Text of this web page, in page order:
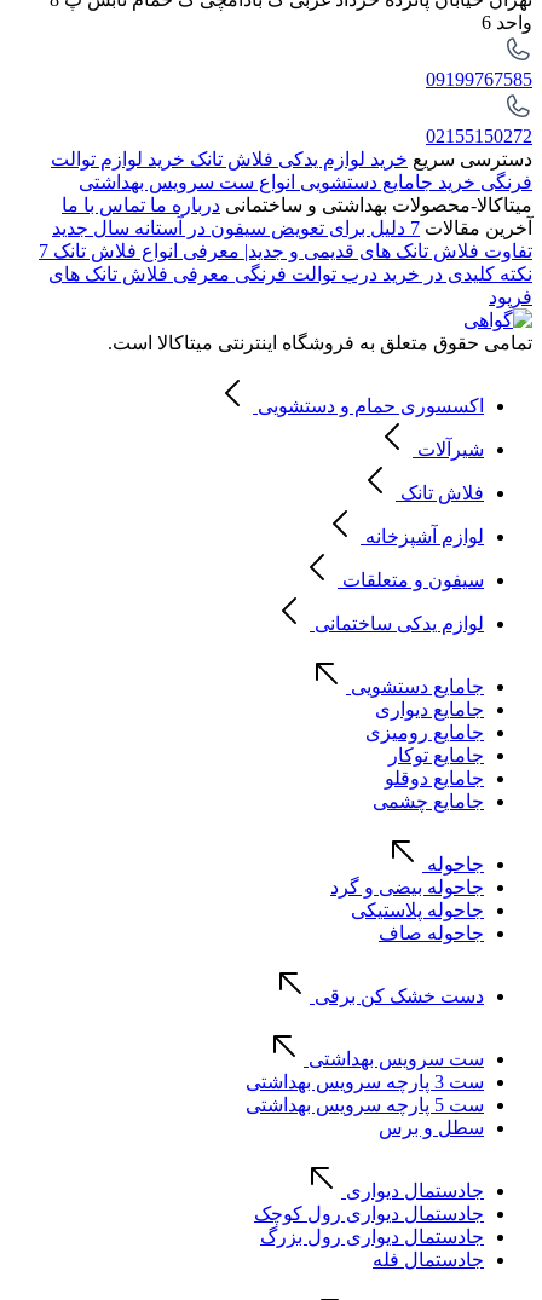
واحد 6
09199767585
02155150272
دسترسی سریع خرید لوازم یدکی فلاش تانک خرید لوازم توالت
فرنگی خرید جامایع دستشویی انواع ست سرویس بهداشتی
میتاکالا-محصولات بهداشتی و ساختمانی درباره ما تماس با ما
آخرین مقالات 7 دلیل برای تعویض سیفون در آستانه سال جدید
تفاوت فلاش تانک های قدیمی و جدید| معرفی انواع فلاش تانک 7
نکته کلیدی در خرید درب توالت فرنگی معرفی فلاش تانک های
فرپود
تمامی حقوق متعلق به فروشگاه اینترنتی میتاکالا است.
اکسسوری حمام و دستشویی
شیرآلات
فلاش تانک
لوازم آشپزخانه
سیفون و متعلقات
لوازم یدکی ساختمانی
جامایع دستشویی
جامایع دیواری
جامایع رومیزی
جامایع توکار
جامایع دوقلو
جامایع چشمی
جاحوله
جاحوله بیضی و گرد
جاحوله پلاستیکی
جاحوله صاف
دست خشک کن برقی
ست سرویس بهداشتی
ست 3 پارچه سرویس بهداشتی
ست 5 پارچه سرویس بهداشتی
سطل و برس
جادستمال دیواری
جادستمال دیواری رول کوچک
جادستمال دیواری رول بزرگ
جادستمال فله